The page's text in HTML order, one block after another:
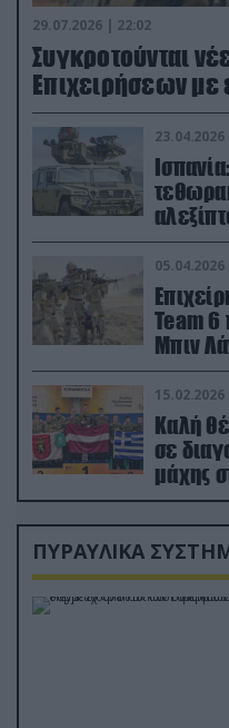
29.07.2026 | 22:02
Συγκροτούνται
Επιχειρήσεων
23.04.2026
ορμή
05.04.2026
Team 6
Μπιν
15.02.2026
Καλή
σε
μάχης
ΠΥΡΑΥΛΙΚΑ